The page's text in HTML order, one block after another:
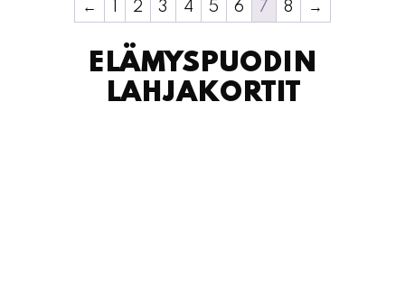
← 2 3 4 5 6 7 8 →
ELÄMYSPUODIN
LAHJAKORTIT